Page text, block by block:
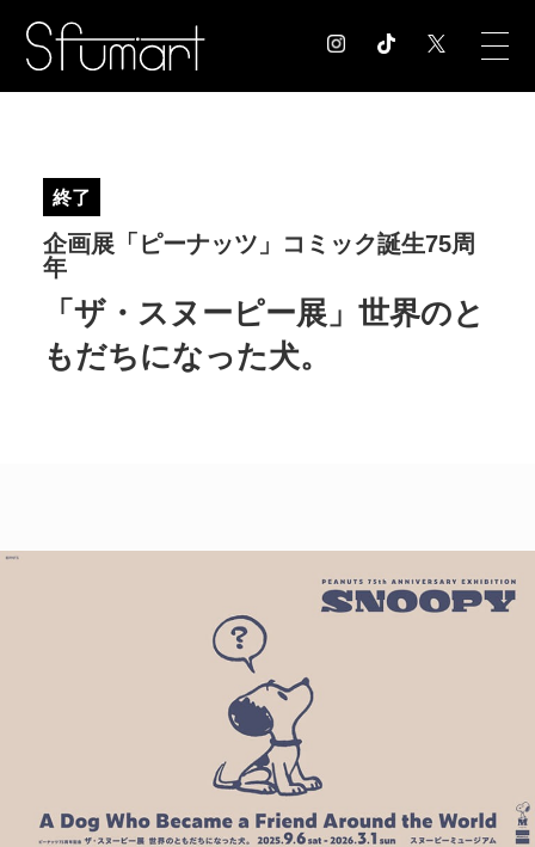
EXHIBITION 展覧会情報
MUSEUM 美術館情報
NEWS お知らせ
POLICY
終了
企画展「ピーナッツ」コミック誕生75周
年
「ザ・スヌーピー展」世界のと
もだちになった犬。